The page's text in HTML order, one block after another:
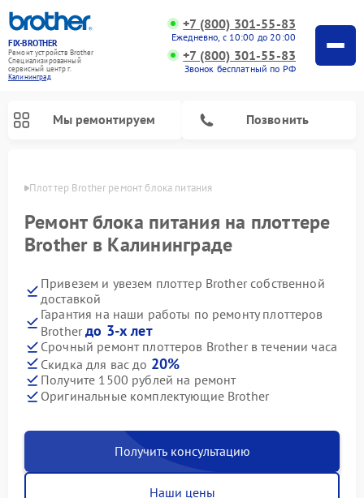
FIX-BROTHER
Ремонт устройств Brother
Специализированный
cервисный центр г.
Калининград
+7 (800) 301-55-83
Ежедневно, с 10:00 до 20:00
+7 (800) 301-55-83
Звонок бесплатный по РФ
Мы ремонтируем Позвонить
Плоттер Brother ремонт блока питания
Ремонт блока питания на плоттере
Brother в Калининграде
Привезем и увезем плоттер Brother собственной
доставкой
Гарантия на наши работы по ремонту плоттеров
Brotherдо 3-х лет
Срочный ремонт плоттеров Brother в течении часа
Скидка для вас до 20%
Получите 1500 рублей на ремонт
Оригинальные комплектующие Brother
Получить консультацию
Наши цены